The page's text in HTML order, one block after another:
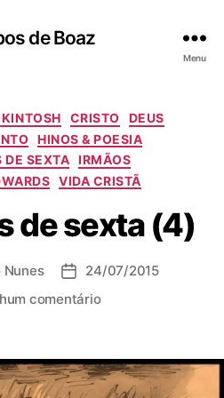
de Boaz
Menu
C
a
t
e
g
o
r
a
CRISTO
DEUS
HINOS & POESIA
DE SEXTA
IRMÃOS
VIDA CRISTÃ
de sexta (4)
Nunes
D
a
e
p
24/07/2015
comentárioe
n
d